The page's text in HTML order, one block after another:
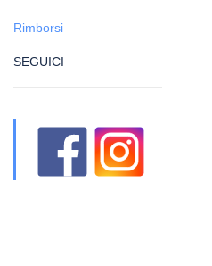
Rimborsi
SEGUICI